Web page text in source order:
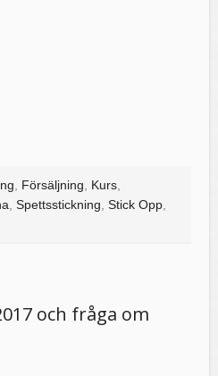
Försäljning Kurs
Spettsstickning Stick Opp
och fråga om